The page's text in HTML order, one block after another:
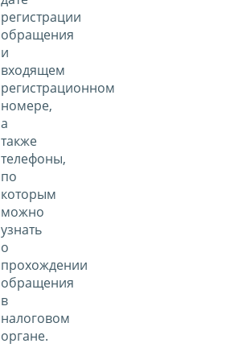
регистрации
обращения
и
входящем
регистрационном
номере,
а
также
телефоны,
по
которым
можно
узнать
о
прохождении
обращения
в
налоговом
органе.